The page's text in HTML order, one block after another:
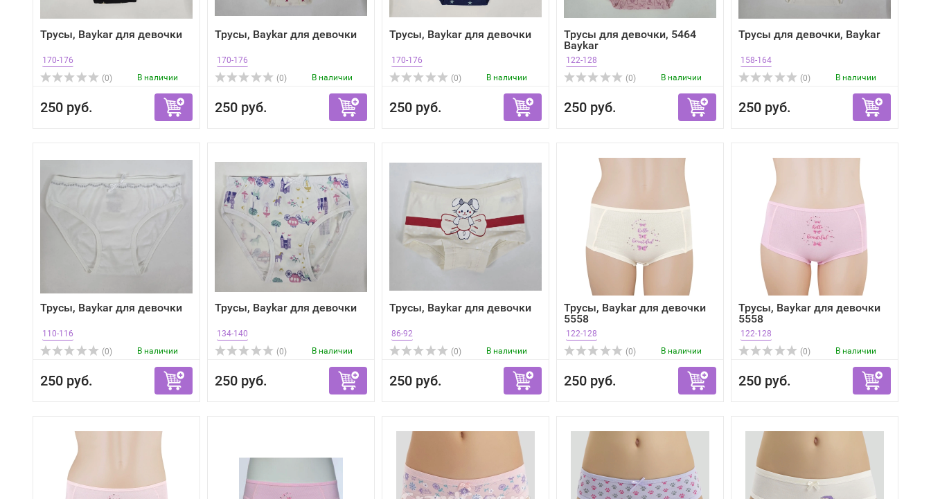
Трусы, Baykar для девочки
170-176
(0)
В наличии
250 руб.
Трусы, Baykar для девочки
170-176
(0)
В наличии
250 руб.
Трусы, Baykar для девочки
170-176
(0)
В наличии
250 руб.
Трусы для девочки, 5464
Baykar
122-128
(0)
В наличии
250 руб.
Трусы для девочки, Baykar
158-164
(0)
В наличии
250 руб.
Трусы, Baykar для девочки
110-116
(0)
В наличии
250 руб.
Трусы, Baykar для девочки
134-140
(0)
В наличии
250 руб.
Трусы, Baykar для девочки
86-92
(0)
В наличии
250 руб.
Трусы, Baykar для девочки
5558
122-128
(0)
В наличии
250 руб.
Трусы, Baykar для девочки
5558
122-128
(0)
В наличии
250 руб.